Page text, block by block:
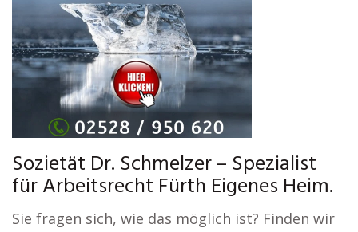
Sozietät Dr. Schmelzer – Spezialist
für Arbeitsrecht Fürth Eigenes Heim.
Sie fragen sich, wie das möglich ist? Finden wir